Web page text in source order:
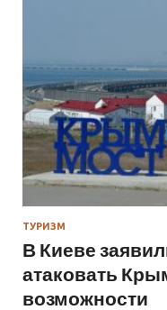
ТУРИЗМ
В Киеве
атаковать
возможности